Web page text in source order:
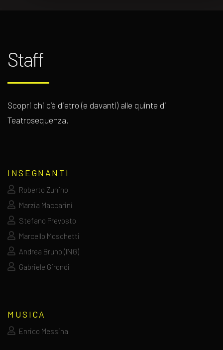
Staff
Scopri chi c’è dietro (e davanti) alle quinte di
Teatrosequenza.
INSEGNANTI
Roberto Zunino
Marzia Maccarini
Stefano Prevosto
Marcello Moschetti
Andrea Bruno (ING)
Gabriele Girondi
MUSICA
Enrico Messina